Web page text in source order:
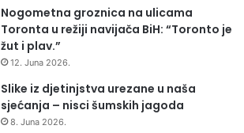
Nogometna groznica na ulicama
Toronta u režiji navijača BiH: “Toronto je
žut i plav.”
12. Juna 2026.
Slike iz djetinjstva urezane u naša
sjećanja – nisci šumskih jagoda
8. Juna 2026.